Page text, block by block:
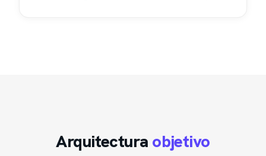
Arquitectura objetivo